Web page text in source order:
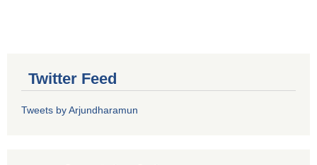
Twitter Feed
Tweets by Arjundharamun